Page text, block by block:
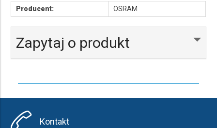
Producent: OSRAM
Zapytaj o produkt
Kontakt